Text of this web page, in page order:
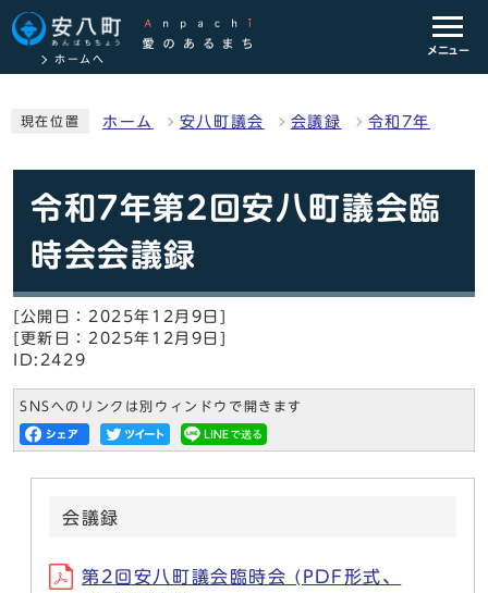
ホームへ
メニュー
現在位置 ホーム 安八町議会 会議録 令和7年
令和7年第2回安八町議会臨
時会会議録
[公開日：2025年12月9日]
[更新日：2025年12月9日]
ID:2429
SNSへのリンクは別ウィンドウで開きます
会議録
第2回安八町議会臨時会 (PDF形式、